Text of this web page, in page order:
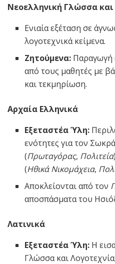
Νεοελληνική Γλώσσα και
Ενιαία εξέταση σε
λογοτεχνικά κείμενα.
Ζητούμενα: Παραγωγή
από τους μαθητές με
και τεκμηρίωση.
Αρχαία Ελληνικά
Εξεταστέα Ύλη:
ενότητες για τον
(Πρωταγόρας, Πολιτεία
(Ηθικά Νικομάχεια,
Αποκλείονται από τον
αποσπάσματα του
Λατινικά
Εξεταστέα Ύλη: Η
Γλώσσα και